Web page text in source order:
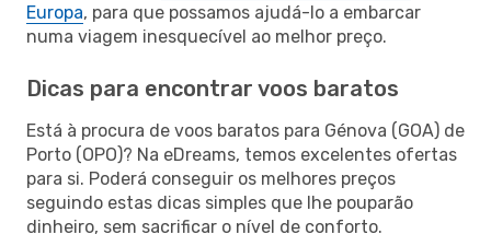
Europa, para que possamos ajudá-lo a embarcar
numa viagem inesquecível ao melhor preço.
Dicas para encontrar voos baratos
Está à procura de voos baratos para Génova (GOA) de
Porto (OPO)? Na eDreams, temos excelentes ofertas
para si. Poderá conseguir os melhores preços
seguindo estas dicas simples que lhe pouparão
dinheiro, sem sacrificar o nível de conforto.